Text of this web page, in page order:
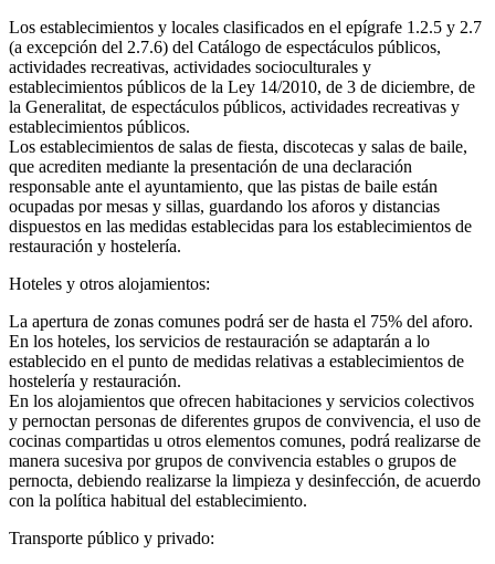
Los establecimientos y locales clasificados en el epígrafe 1.2.5 y 2.7
(a excepción del 2.7.6) del Catálogo de espectáculos públicos,
actividades recreativas, actividades socioculturales y
establecimientos públicos de la Ley 14/2010, de 3 de diciembre, de
la Generalitat, de espectáculos públicos, actividades recreativas y
establecimientos públicos.
Los establecimientos de salas de fiesta, discotecas y salas de baile,
que acrediten mediante la presentación de una declaración
responsable ante el ayuntamiento, que las pistas de baile están
ocupadas por mesas y sillas, guardando los aforos y distancias
dispuestos en las medidas establecidas para los establecimientos de
restauración y hostelería.
Hoteles y otros alojamientos:
La apertura de zonas comunes podrá ser de hasta el 75% del aforo.
En los hoteles, los servicios de restauración se adaptarán a lo
establecido en el punto de medidas relativas a establecimientos de
hostelería y restauración.
En los alojamientos que ofrecen habitaciones y servicios colectivos
y pernoctan personas de diferentes grupos de convivencia, el uso de
cocinas compartidas u otros elementos comunes, podrá realizarse de
manera sucesiva por grupos de convivencia estables o grupos de
pernocta, debiendo realizarse la limpieza y desinfección, de acuerdo
con la política habitual del establecimiento.
Transporte público y privado: